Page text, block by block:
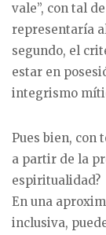
vale”, con tal
representaría
segundo, el
estar en
integrismo
Pues bien, con
a partir de la
espiritualidad?
En una
inclusiva,